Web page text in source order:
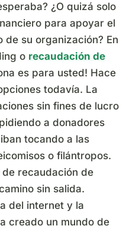
¿O quizá solo
para apoyar el
su organización? En
o recaudación de
es para usted! Hace
todavía. La
sin fines de lucro
a donadores
tocando a las
o filántropos.
recaudación de
sin salida.
del internet y la
creado un mundo de